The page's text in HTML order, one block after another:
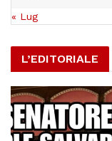
« Lug
L’EDITORIALE